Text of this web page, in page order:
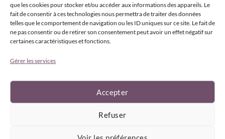
que les cookies pour stocker et/ou accéder aux informations des appareils. Le
fait de consentir à ces technologies nous permettra de traiter des données
telles que le comportement de navigation ou les ID uniques sur ce site. Le fait de
ne pas consentir ou de retirer son consentement peut avoir un effet négatif sur
certaines caractéristiques et fonctions.
Gérer les services
Accepter
Refuser